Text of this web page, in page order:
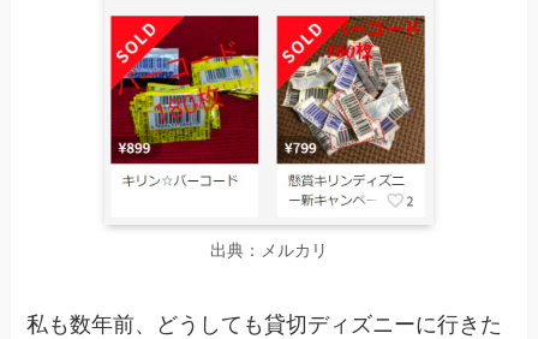
出典：メルカリ
私も数年前、どうしても貸切ディズニーに行きた